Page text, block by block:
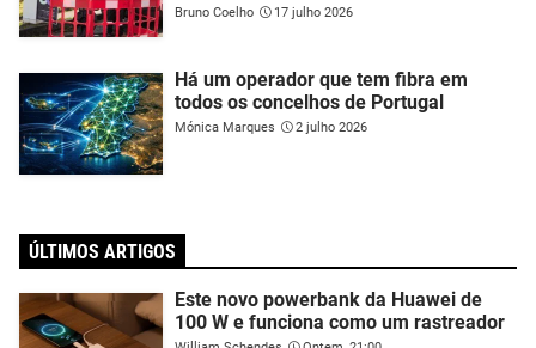
Bruno Coelho 17 julho 2026
Há um operador que tem fibra em
todos os concelhos de Portugal
Mónica Marques 2 julho 2026
ÚLTIMOS ARTIGOS
Este novo powerbank da Huawei de
100 W e funciona como um rastreador